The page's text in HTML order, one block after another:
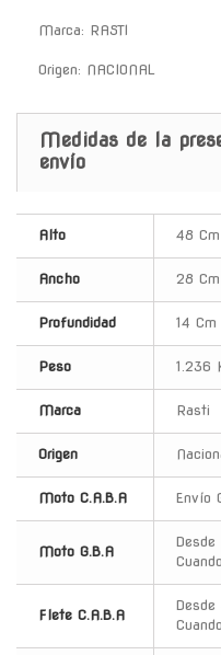
Marca: RASTI
Origen: NACIONAL
Medidas de la
envío
Alto 48 Cm
Ancho 28 Cm
Profundidad 14 Cm
Peso 1.236
Marca Rasti
Origen
Moto C.A.B.A Envío
Moto G.B.A
Flete C.A.B.A